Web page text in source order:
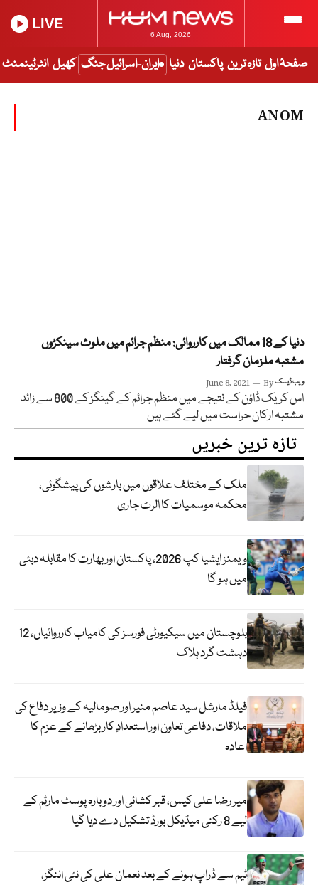
6 Aug, 2026
LIVE
صفحۂ اول تازہ ترین پاکستان دنیا ایران-اسرائیل جنگ کھیل انٹرٹینمنٹ
ANOM
دنیا کے 18 ممالک میں کارروائی: منظم جرائم میں ملوث سینکڑوں
مشتبہ ملزمان گرفتار
June 8, 2021 Byویب ڈیسک
اس کریک ڈاؤن کے نتیجے میں منظم جرائم کے گینگز کے 800 سے زائد
مشتبہ ارکان حراست میں لیے گئے ہیں
تازہ ترین خبریں
ملک کے مختلف علاقوں میں بارشوں کی پیشگوئی،
محکمہ موسمیات کا الرٹ جاری
ویمنز ایشیا کپ 2026، پاکستان اور بھارت کا مقابلہ دبئی
میں ہو گا
بلوچستان میں سیکیورٹی فورسز کی کامیاب کارروائیاں، 12
دہشت گرد ہلاک
فیلڈ مارشل سید عاصم منیر اور صومالیہ کے وزیر دفاع کی
ملاقات، دفاعی تعاون اور استعدادِ کار بڑھانے کے عزم کا
اعادہ
میر رضا علی کیس، قبر کشائی اور دوبارہ پوسٹ مارٹم کے
لیے 8 رکنی میڈیکل بورڈ تشکیل دے دیا گیا
ٹیم سے ڈراپ ہونے کے بعد نعمان علی کی نئی اننگز،